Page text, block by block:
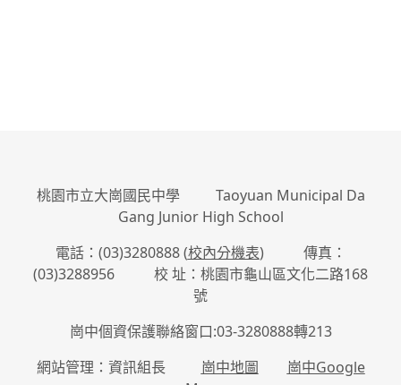
桃園市立大崗國民中學 Taoyuan Municipal Da
Gang Junior High School
電話：(03)3280888 (校內分機表) 傳真：
(03)3288956 校 址：桃園市龜山區文化二路168
號
崗中個資保護聯絡窗口:03-3280888轉213
網站管理：資訊組長 崗中地圖
崗中Google